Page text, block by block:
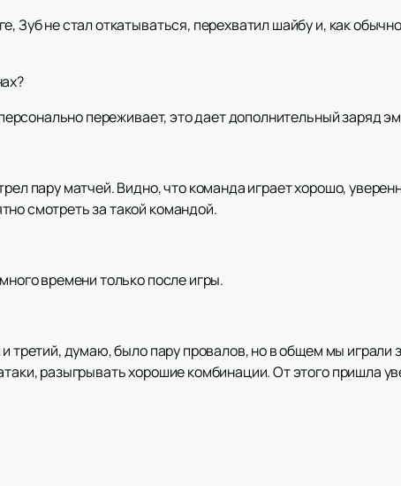
Зуб не стал откатываться, перехватил шайбу и, как
переживает, это дает дополнительный заряд
пару матчей. Видно, что команда играет хорошо,
смотреть за такой командой.
времени только после игры.
третий, думаю, было пару провалов, но в общем мы играли
разыгрывать хорошие комбинации. От этого пришла